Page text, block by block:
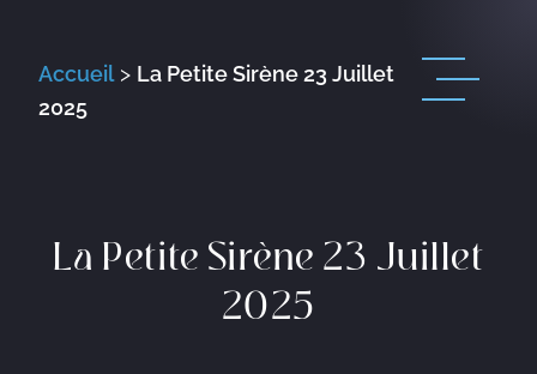
Accueil> La Petite Sirène 23 Juillet
2025
La Petite Sirène 23 Juillet
2025